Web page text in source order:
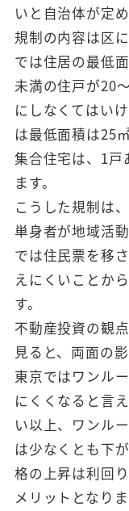
いと自治体が定め
規制の内容は区
では住居の最低
未満の住戸が20
にしなくてはい
は最低面積は25
集合住宅は、1戸
ます。
こうした規制は
単身者が地域活
では住民票を移
えにくいことか
す。
不動産投資の観
見ると、両面の
東京ではワンル
にくくなると言
い以上、ワンル
は少なくとも下
格の上昇は利回
メリットとなり